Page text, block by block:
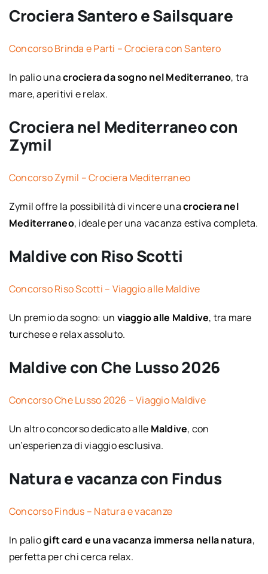
Crociera Santero e Sailsquare
Concorso Brinda e Parti – Crociera con Santero
In palio unacrociera da sogno nel Mediterraneo, tra
mare, aperitivi e relax.
Crociera nel Mediterraneo con
Zymil
Concorso Zymil – Crociera Mediterraneo
Zymil offre la possibilità di vincere unacrociera nel
Mediterraneo, ideale per una vacanza estiva completa.
Maldive con Riso Scotti
Concorso Riso Scotti – Viaggio alle Maldive
Un premio da sogno: un viaggio alle Maldive, tra mare
turchese e relax assoluto.
Maldive con Che Lusso 2026
Concorso Che Lusso 2026 – Viaggio Maldive
Un altro concorso dedicato alle Maldive, con
un’esperienza di viaggio esclusiva.
Natura e vacanza con Findus
Concorso Findus – Natura e vacanze
In paliogift card e una vacanza immersa nella natura,
perfetta per chi cerca relax.